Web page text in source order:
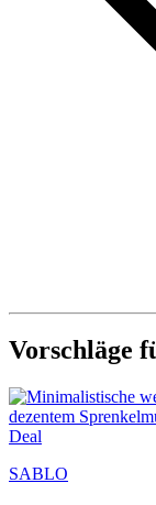
Vorschläge
Deal
SABLO